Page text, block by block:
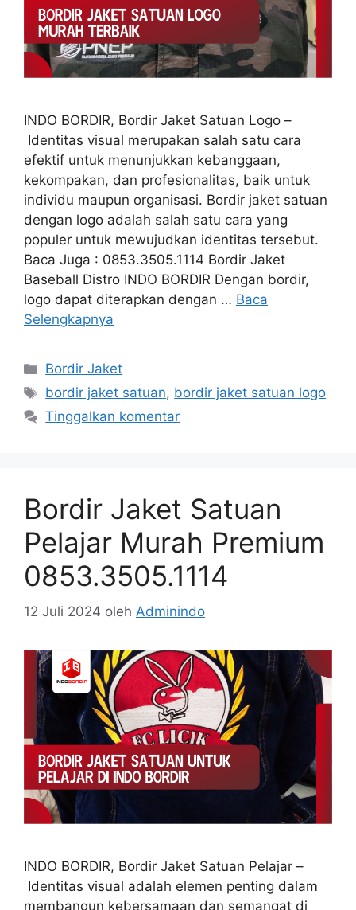
INDO BORDIR, Bordir Jaket Satuan Logo –
Identitas visual merupakan salah satu cara
efektif untuk menunjukkan kebanggaan,
kekompakan, dan profesionalitas, baik untuk
individu maupun organisasi. Bordir jaket satuan
dengan logo adalah salah satu cara yang
populer untuk mewujudkan identitas tersebut.
Baca Juga : 0853.3505.1114 Bordir Jaket
Baseball Distro INDO BORDIR Dengan bordir,
logo dapat diterapkan dengan … Baca
Selengkapnya
Kategori
Bordir Jaket
Tag
bordir jaket satuan, bordir jaket satuan logo
Tinggalkan komentar
Bordir Jaket Satuan
Pelajar Murah Premium
0853.3505.1114
12 Juli 2024 oleh Adminindo
INDO BORDIR, Bordir Jaket Satuan Pelajar –
Identitas visual adalah elemen penting dalam
membangun kebersamaan dan semangat di